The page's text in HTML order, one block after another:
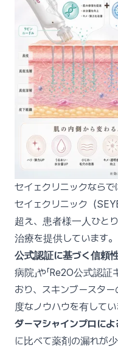
セイェクリニックなら
セイェクリニック（
超え、患者様一人ひと
治療を提供しています。
公式認証に基づく信頼
病院」や「Re2O公式認
おり、スキンブースタ
度なノウハウを有してい
ダーマシャインプロに
に比べて薬剤の漏れが